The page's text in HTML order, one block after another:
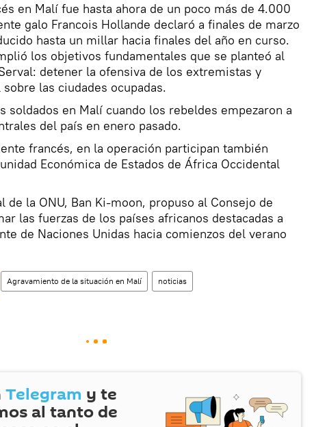
en Malí fue hasta ahora de un poco más de 4.000
galo Francois Hollande declaró a finales de marzo
hasta un millar hacia finales del año en curso.
los objetivos fundamentales que se planteó al
detener la ofensiva de los extremistas y
las ciudades ocupadas.
soldados en Malí cuando los rebeldes empezaron a
del país en enero pasado.
francés, en la operación participan también
Económica de Estados de África Occidental
de la ONU, Ban Ki-moon, propuso al Consejo de
las fuerzas de los países africanos destacadas a
de Naciones Unidas hacia comienzos del verano
Agravamiento de la situación en Malí noticias
Telegram y te
al tanto de